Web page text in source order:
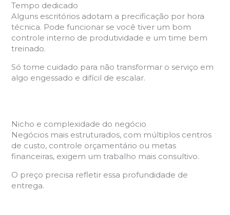
Tempo dedicado
Alguns escritórios adotam a precificação por hora
técnica. Pode funcionar se você tiver um bom
controle interno de produtividade e um time bem
treinado.
Só tome cuidado para não transformar o serviço em
algo engessado e difícil de escalar.
Nicho e complexidade do negócio
Negócios mais estruturados, com múltiplos centros
de custo, controle orçamentário ou metas
financeiras, exigem um trabalho mais consultivo.
O preço precisa refletir essa profundidade de
entrega.